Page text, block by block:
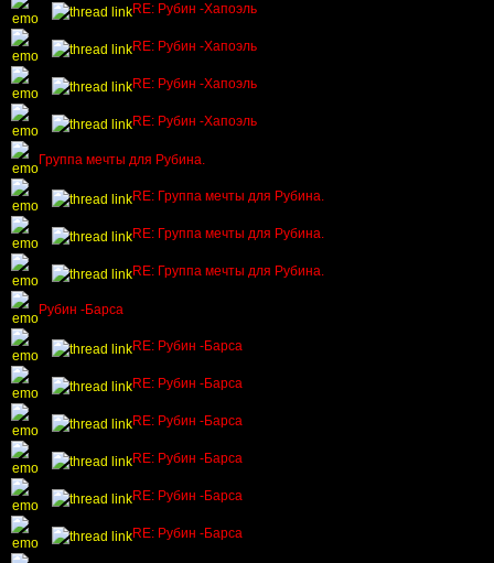
RE: Рубин -Хапоэль
RE: Рубин -Хапоэль
RE: Рубин -Хапоэль
RE: Рубин -Хапоэль
Группа мечты для Рубина.
RE: Группа мечты для Рубина.
RE: Группа мечты для Рубина.
RE: Группа мечты для Рубина.
Рубин -Барса
RE: Рубин -Барса
RE: Рубин -Барса
RE: Рубин -Барса
RE: Рубин -Барса
RE: Рубин -Барса
RE: Рубин -Барса